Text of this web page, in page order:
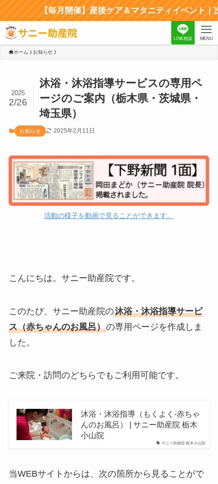
【毎月開催】産後ケア＆マタニティイベント
LINE相談 MENU
ホーム お知らせ
沐浴・沐浴指導サービスの専用ペ
ージのご案内（栃木県・茨城県・
埼玉県）
2025
2/26
お知らせ 2025年2月11日
活動の様子を動画で見ることができます。
こんにちは。サニー助産院です。
このたび、サニー助産院の沐浴・沐浴指導サービ
ス（赤ちゃんのお風呂）の専用ページを作成しま
した。
ご来院・訪問のどちらでもご利用可能です。
サニー助産院 栃木小山院
沐浴・沐浴指導（もくよく-赤ちゃ
んのお風呂） | サニー助産院 栃木
小山院
当WEBサイトからは、次の箇所から見ることがで